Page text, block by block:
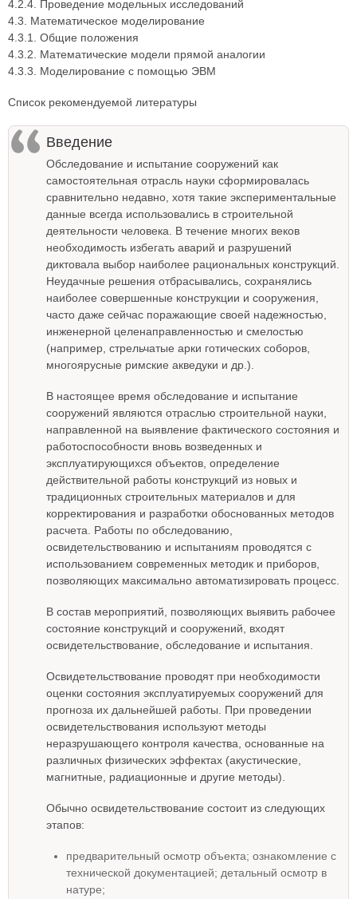
4.2.4. Проведение модельных исследований
4.3. Математическое моделирование
4.3.1. Общие положения
4.3.2. Математические модели прямой аналогии
4.3.3. Моделирование с помощью ЭВМ
Список рекомендуемой литературы
Введение
Обследование и испытание сооружений как
самостоятельная отрасль науки сформировалась
сравнительно недавно, хотя такие экспериментальные
данные всегда использовались в строительной
деятельности человека. В течение многих веков
необходимость избегать аварий и разрушений
диктовала выбор наиболее рациональных конструкций.
Неудачные решения отбрасывались, сохранялись
наиболее совершенные конструкции и сооружения,
часто даже сейчас поражающие своей надежностью,
инженерной целенаправленностью и смелостью
(например, стрельчатые арки готических соборов,
многоярусные римские акведуки и др.).
В настоящее время обследование и испытание
сооружений являются отраслью строительной науки,
направленной на выявление фактического состояния и
работоспособности вновь возведенных и
эксплуатирующихся объектов, определение
действительной работы конструкций из новых и
традиционных строительных материалов и для
корректирования и разработки обоснованных методов
расчета. Работы по обследованию,
освидетельствованию и испытаниям проводятся с
использованием современных методик и приборов,
позволяющих максимально автоматизировать процесс.
В состав мероприятий, позволяющих выявить рабочее
состояние конструкций и сооружений, входят
освидетельствование, обследование и испытания.
Освидетельствование проводят при необходимости
оценки состояния эксплуатируемых сооружений для
прогноза их дальнейшей работы. При проведении
освидетельствования используют методы
неразрушающего контроля качества, основанные на
различных физических эффектах (акустические,
магнитные, радиационные и другие методы).
Обычно освидетельствование состоит из следующих
этапов:
предварительный осмотр объекта; ознакомление с
технической документацией; детальный осмотр в
натуре;